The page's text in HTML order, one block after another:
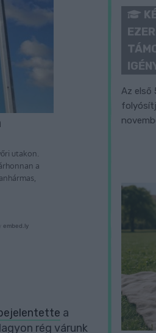
a
rég várunk
Az első